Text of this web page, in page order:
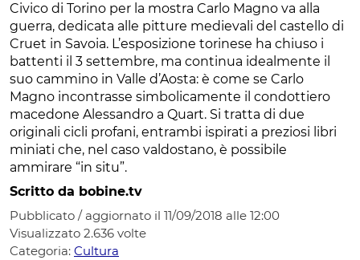
Civico di Torino per la mostra Carlo Magno va alla
guerra, dedicata alle pitture medievali del castello di
Cruet in Savoia. L’esposizione torinese ha chiuso i
battenti il 3 settembre, ma continua idealmente il
suo cammino in Valle d’Aosta: è come se Carlo
Magno incontrasse simbolicamente il condottiero
macedone Alessandro a Quart. Si tratta di due
originali cicli profani, entrambi ispirati a preziosi libri
miniati che, nel caso valdostano, è possibile
ammirare “in situ”.
Scritto da bobine.tv
Pubblicato / aggiornato il 11/09/2018 alle 12:00
Visualizzato 2.636 volte
Categoria: Cultura